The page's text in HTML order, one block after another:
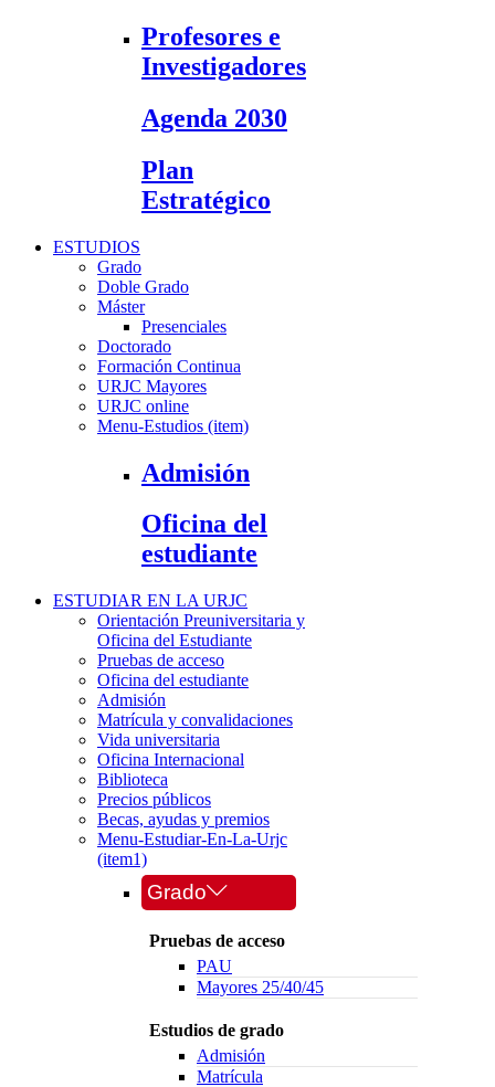
Profesores e
Investigadores
Agenda 2030
Plan
Estratégico
ESTUDIOS
Grado
Doble Grado
Máster
Presenciales
Doctorado
Formación Continua
URJC Mayores
URJC online
Menu-Estudios (item)
Admisión
Oficina del
estudiante
ESTUDIAR EN LA URJC
Orientación Preuniversitaria y
Oficina del Estudiante
Pruebas de acceso
Oficina del estudiante
Admisión
Matrícula y convalidaciones
Vida universitaria
Oficina Internacional
Biblioteca
Precios públicos
Becas, ayudas y premios
Menu-Estudiar-En-La-Urjc
(item1)
Grado
Pruebas de acceso
PAU
Mayores 25/40/45
Estudios de grado
Admisión
Matrícula